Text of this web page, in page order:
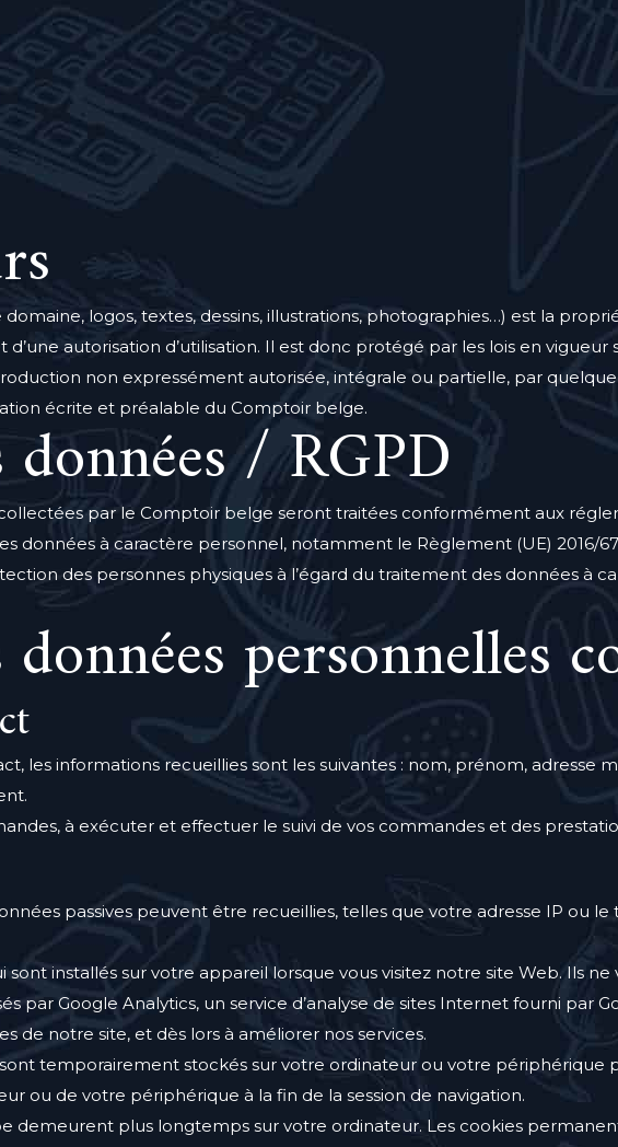
logos, textes, dessins, illustrations, photographies…) est la
d’une autorisation d’utilisation. Il est donc protégé par les lois en
non expressément autorisée, intégrale ou partielle, par
écrite et préalable du Comptoir belge.
/ RGPD
par le Comptoir belge seront traitées conformément aux
données à caractère personnel, notamment le Règlement (UE) 2016/
des personnes physiques à l’égard du traitement des données à
personnelles
les informations recueillies sont les suivantes : nom, prénom, adresse
à exécuter et effectuer le suivi de vos commandes et des
passives peuvent être recueillies, telles que votre adresse IP ou
installés sur votre appareil lorsque vous visitez notre site Web. Ils
par Google Analytics, un service d’analyse de sites Internet fourni par
de notre site, et dès lors à améliorer nos services.
temporairement stockés sur votre ordinateur ou votre périphérique
ou de votre périphérique à la fin de la session de navigation.
demeurent plus longtemps sur votre ordinateur. Les cookies